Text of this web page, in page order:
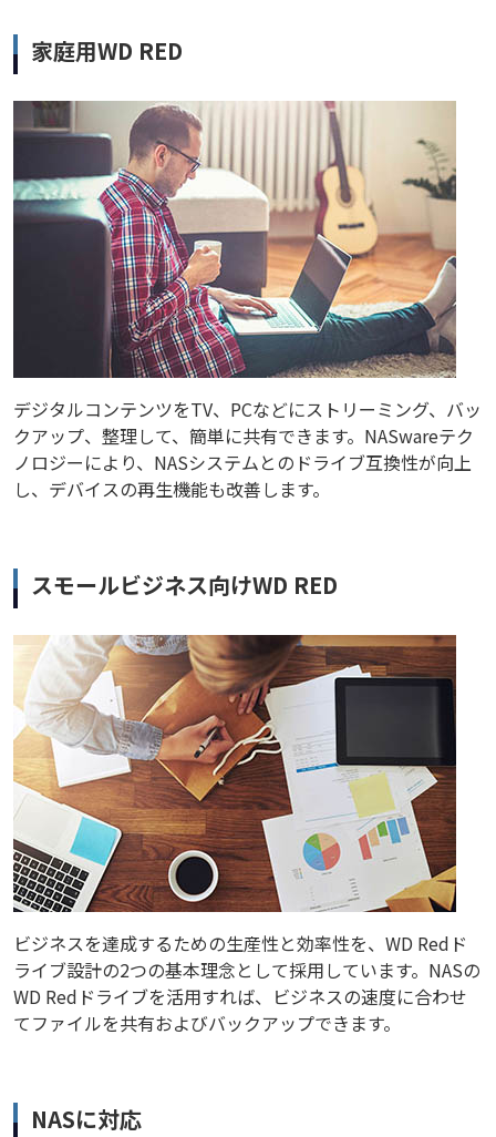
家庭用WD RED
デジタルコンテンツをTV、PCなどにストリーミング、バッ
クアップ、整理して、簡単に共有できます。NASwareテク
ノロジーにより、NASシステムとのドライブ互換性が向上
し、デバイスの再生機能も改善します。
スモールビジネス向けWD RED
ビジネスを達成するための生産性と効率性を、WD Redド
ライブ設計の2つの基本理念として採用しています。NASの
WD Redドライブを活用すれば、ビジネスの速度に合わせ
てファイルを共有およびバックアップできます。
NASに対応